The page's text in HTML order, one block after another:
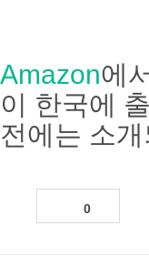
에
한국에
에는 소
0